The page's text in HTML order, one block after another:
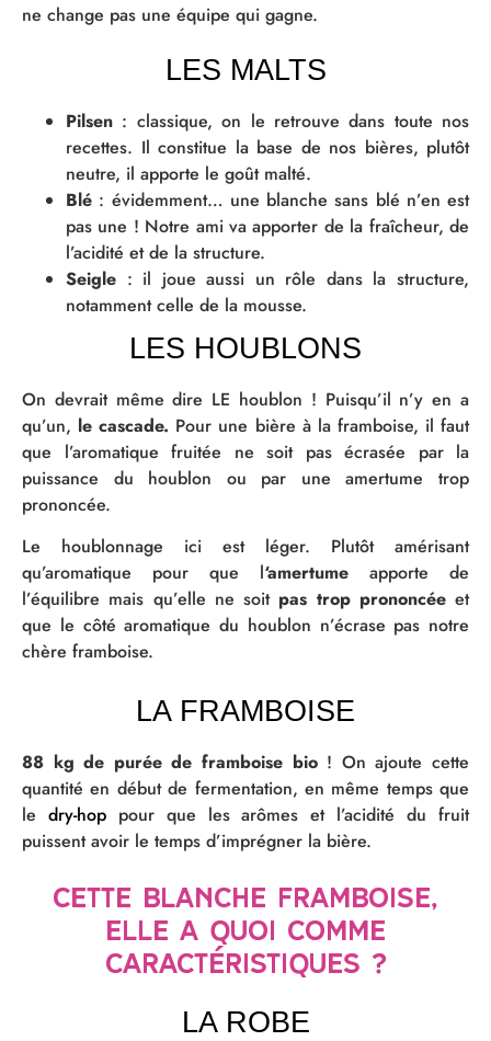
ne change pas une équipe qui gagne.
LES MALTS
Pilsen : classique, on le retrouve dans toute nos
recettes. Il constitue la base de nos bières, plutôt
neutre, il apporte le goût malté.
Blé : évidemment… une blanche sans blé n’en est
pas une ! Notre ami va apporter de la fraîcheur, de
l’acidité et de la structure.
Seigle : il joue aussi un rôle dans la structure,
notamment celle de la mousse.
LES HOUBLONS
On devrait même dire LE houblon ! Puisqu’il n’y en a
qu’un, le cascade. Pour une bière à la framboise, il faut
que l’aromatique fruitée ne soit pas écrasée par la
puissance du houblon ou par une amertume trop
prononcée.
Le houblonnage ici est léger. Plutôt amérisant
qu’aromatique pour que l‘amertume apporte de
l’équilibre mais qu’elle ne soit pas trop prononcée et
que le côté aromatique du houblon n’écrase pas notre
chère framboise.
LA FRAMBOISE
88 kg de purée de framboise bio! On ajoute cette
quantité en début de fermentation, en même temps que
le dry-hoppour que les arômes et l’acidité du fruit
puissent avoir le temps d’imprégner la bière.
Cette blanche framboise,
elle a quoi comme
caractéristiques ?
LA ROBE